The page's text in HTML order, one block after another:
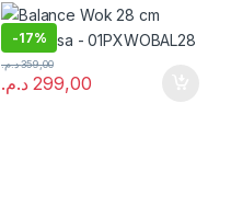
-17%
299,00 د.م.
359,00 د.م.